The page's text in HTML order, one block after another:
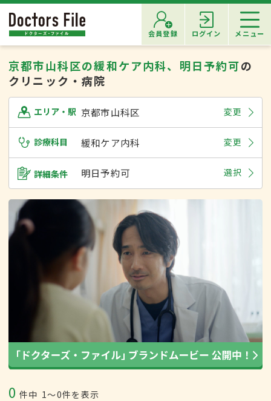
会員登録 ログイン メニュー
京都市山科区の緩和ケア内科、明日予約可の
クリニック・病院
エリア・駅 京都市山科区 変更
診療科目 緩和ケア内科 変更
詳細条件 明日予約可 選択
0 件中 1〜0件を表示